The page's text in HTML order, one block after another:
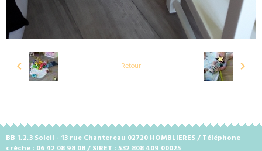
Retour
BB 1,2,3 Soleil - 13 rue Chantereau 02720 HOMBLIERES / Téléphone
crèche : 06 42 08 98 08 / SIRET : 532 808 409 00025